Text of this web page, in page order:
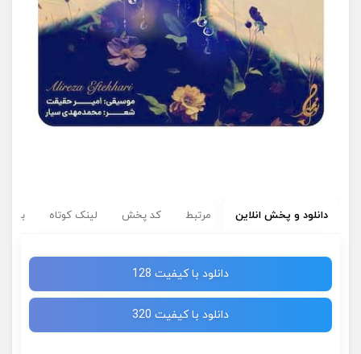
دانلود و پخش انلاین مرتبط کد پخش لینک کوتاه
دانلود با کیفیت 128
دانلود با کیفیت 320